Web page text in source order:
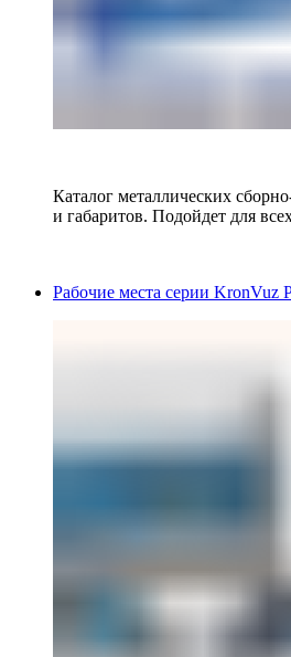
Каталог металлических
и габаритов. Подойдет для
Рабочие места серии KronVuz